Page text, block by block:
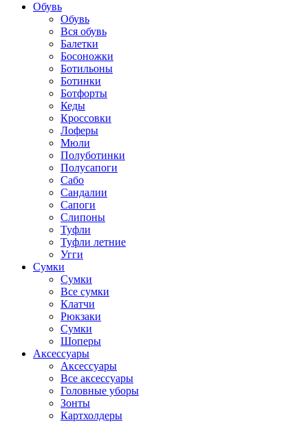
Обувь
Обувь
Вся обувь
Балетки
Босоножки
Ботильоны
Ботинки
Ботфорты
Кеды
Кроссовки
Лоферы
Мюли
Полуботинки
Полусапоги
Сабо
Сандалии
Сапоги
Слипоны
Туфли
Туфли летние
Угги
Сумки
Сумки
Все сумки
Клатчи
Рюкзаки
Сумки
Шоперы
Аксессуары
Аксессуары
Все аксессуары
Головные уборы
Зонты
Картхолдеры